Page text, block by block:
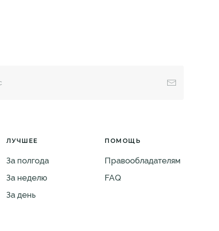
ЛУЧШЕЕ
За полгода
За неделю
За день
ПОМОЩЬ
Правообладателям
FAQ